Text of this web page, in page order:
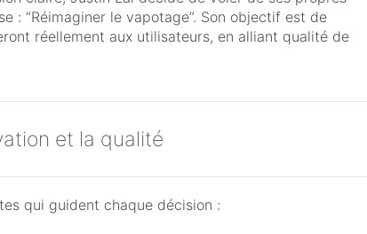
: “Réimaginer le vapotage”. Son objectif est de
réellement aux utilisateurs, en alliant qualité de
et la qualité
qui guident chaque décision :